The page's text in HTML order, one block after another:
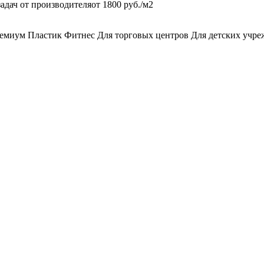
от производителяот 1800 руб./м2
Пластик Фитнес Для торговых центров Для детских